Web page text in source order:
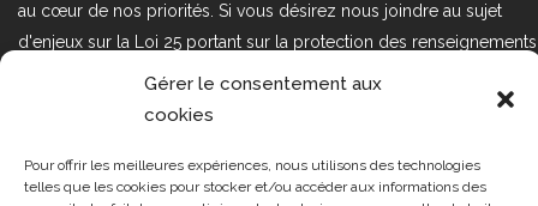
Gérer le consentement aux
cookies
Pour offrir les meilleures expériences, nous utilisons des technologies
telles que les cookies pour stocker et/ou accéder aux informations des
au cœur de nos priorités. Si vous désirez nous joindre au sujet
d'enjeux sur la Loi 25 portant sur la protection des renseignements
personnels dans le secteur privé, veuillez communiquer avec
nous à l'adresse courriel suivant : loi25@cprmv.org Pour en savoir
Tous droits réservés @2019 CPRMV